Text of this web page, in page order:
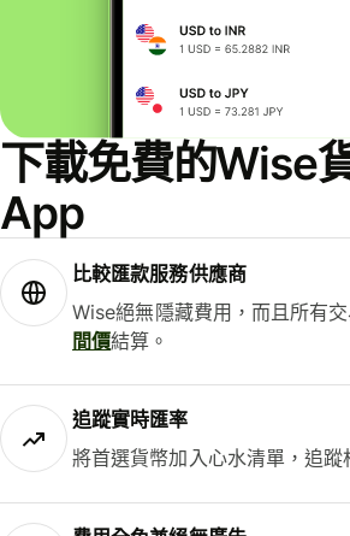
下載免費的Wise
App
比較匯款服務供應商
Wise絕無隱藏費用，而且所有
間價結算。
追蹤實時匯率
將首選貨幣加入心水清單，追蹤